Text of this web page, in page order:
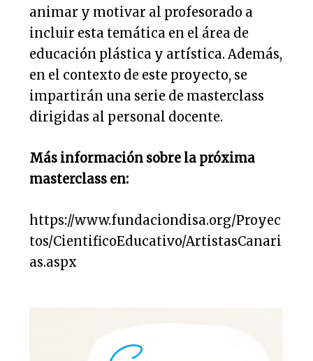
animar y motivar al profesorado a
incluir esta temática en el área de
educación plástica y artística. Además,
en el contexto de este proyecto, se
impartirán una serie de masterclass
dirigidas al personal docente.
Más información sobre la próxima
masterclass en:
https://www.fundaciondisa.org/Proyec
tos/CientificoEducativo/ArtistasCanari
as.aspx